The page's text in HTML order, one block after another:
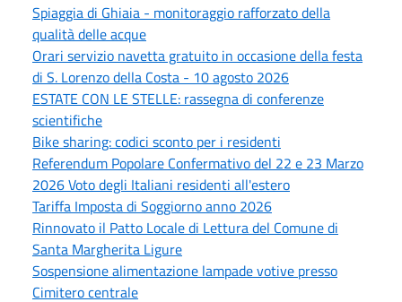
Spiaggia di Ghiaia - monitoraggio rafforzato della
qualità delle acque
Orari servizio navetta gratuito in occasione della festa
di S. Lorenzo della Costa - 10 agosto 2026
ESTATE CON LE STELLE: rassegna di conferenze
scientifiche
Bike sharing: codici sconto per i residenti
Referendum Popolare Confermativo del 22 e 23 Marzo
2026 Voto degli Italiani residenti all'estero
Tariffa Imposta di Soggiorno anno 2026
Rinnovato il Patto Locale di Lettura del Comune di
Santa Margherita Ligure
Sospensione alimentazione lampade votive presso
Cimitero centrale